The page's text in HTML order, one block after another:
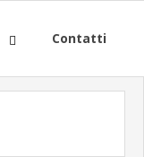
Contatti